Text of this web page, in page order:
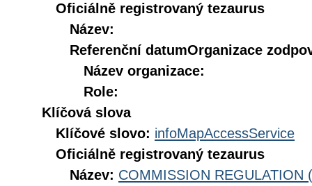
Oficiálně registrovaný tezaurus
Název:
Referenční datumOrganizace
Název organizace:
Role:
Klíčová slova
Klíčové slovo: infoMapAccessService
Oficiálně registrovaný tezaurus
Název: COMMISSION REGULATION